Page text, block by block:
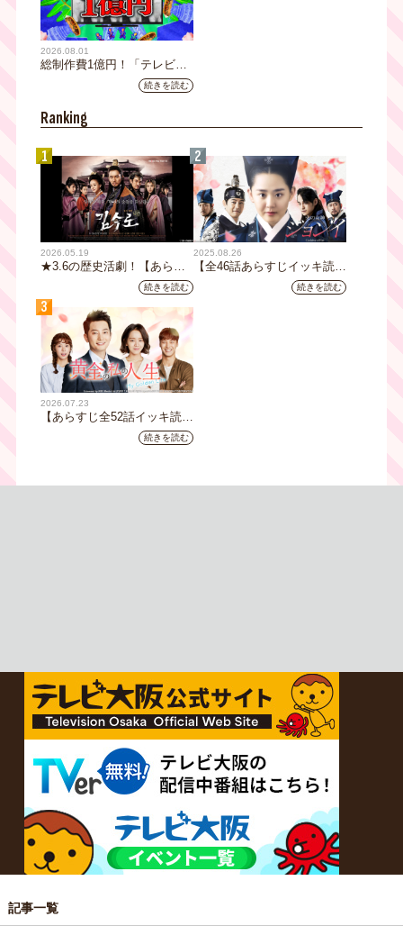
2026.08.01
総制作費1億円！「テレビ大
阪ネクストIPプロジェクト」
第1弾採用企画が決定 第2弾
続きを読む
Ranking
1
2026.05.19
★3.6の歴史活劇！【あらす
じ全32話イッキ読み】韓国ド
ラマ『鉄の王 キム・スロ』
｜テレビ大阪5月20日(水)あ
さ8時00分スタート【TVer配
信あり】
続きを読む
2
2025.08.26
【全46話あらすじイッキ読
み】韓国ドラマ『火の女神
ジョンイ』｜テレビ大阪 9
続きを読む
3
2026.07.23
【あらすじ全52話イッキ読
み】韓国ドラマ『黄金の私の
人生』｜テレビ大阪 月曜～
続きを読む
記事一覧